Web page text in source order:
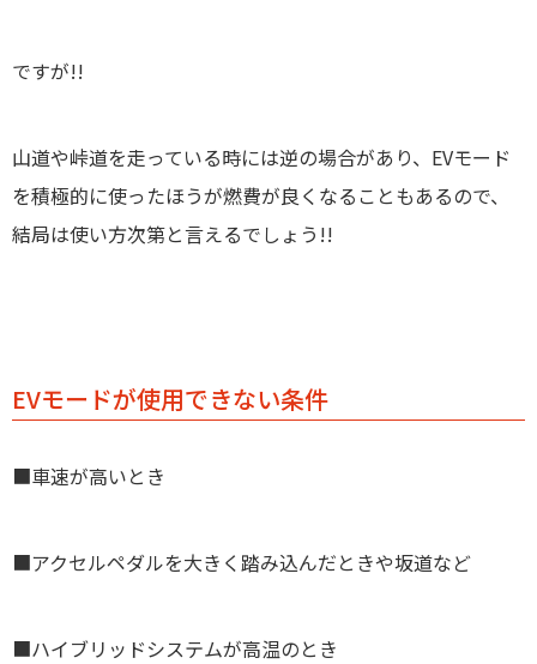
ですが!!
山道や峠道を走っている時には逆の場合があり、EVモード
を積極的に使ったほうが燃費が良くなることもあるので、
結局は使い方次第と言えるでしょう!!
EVモードが使用できない条件
■車速が高いとき
■アクセルペダルを大きく踏み込んだときや坂道など
■ハイブリッドシステムが高温のとき